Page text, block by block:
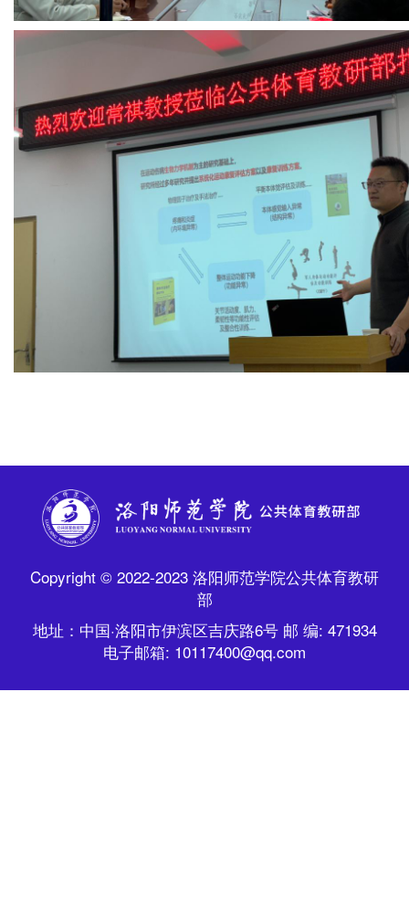
Copyright © 2022-2023 洛阳师范学院公共体育教研
部
地址：中国·洛阳市伊滨区吉庆路6号 邮 编: 471934
电子邮箱: 10117400@qq.com